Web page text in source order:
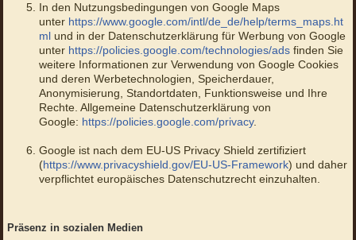
In den Nutzungsbedingungen von Google Maps
unter https://www.google.com/intl/de_de/help/terms_maps.ht
mlund in der Datenschutzerklärung für Werbung von Google
unter https://policies.google.com/technologies/adsfinden Sie
weitere Informationen zur Verwendung von Google Cookies
und deren Werbetechnologien, Speicherdauer,
Anonymisierung, Standortdaten, Funktionsweise und Ihre
Rechte. Allgemeine Datenschutzerklärung von
Google: https://policies.google.com/privacy.
Google ist nach dem EU-US Privacy Shield zertifiziert
(https://www.privacyshield.gov/EU-US-Framework) und daher
verpflichtet europäisches Datenschutzrecht einzuhalten.
Präsenz in sozialen Medien